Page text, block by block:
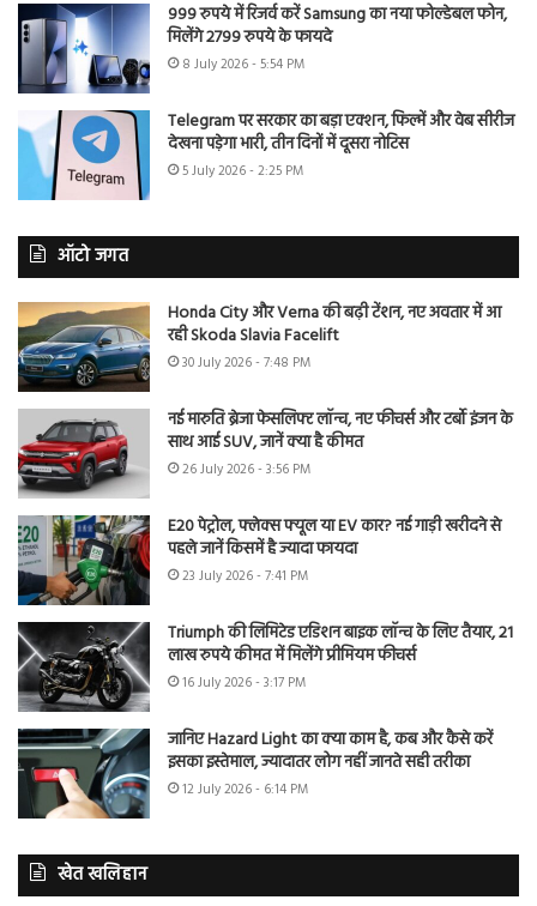
999 रुपये में रिजर्व करें Samsung का नया फोल्डेबल फोन,
मिलेंगे 2799 रुपये के फायदे
8 July 2026 - 5:54 PM
Telegram पर सरकार का बड़ा एक्शन, फिल्में और वेब सीरीज
देखना पड़ेगा भारी, तीन दिनों में दूसरा नोटिस
5 July 2026 - 2:25 PM
ऑटो जगत
Honda City और Verna की बढ़ी टेंशन, नए अवतार में आ
रही Skoda Slavia Facelift
30 July 2026 - 7:48 PM
नई मारुति ब्रेजा फेसलिफ्ट लॉन्च, नए फीचर्स और टर्बो इंजन के
साथ आई SUV, जानें क्या है कीमत
26 July 2026 - 3:56 PM
E20 पेट्रोल, फ्लेक्स फ्यूल या EV कार? नई गाड़ी खरीदने से
पहले जानें किसमें है ज्यादा फायदा
23 July 2026 - 7:41 PM
Triumph की लिमिटेड एडिशन बाइक लॉन्च के लिए तैयार, 21
लाख रुपये कीमत में मिलेंगे प्रीमियम फीचर्स
16 July 2026 - 3:17 PM
जानिए Hazard Light का क्या काम है, कब और कैसे करें
इसका इस्तेमाल, ज्यादातर लोग नहीं जानते सही तरीका
12 July 2026 - 6:14 PM
खेत खलिहान